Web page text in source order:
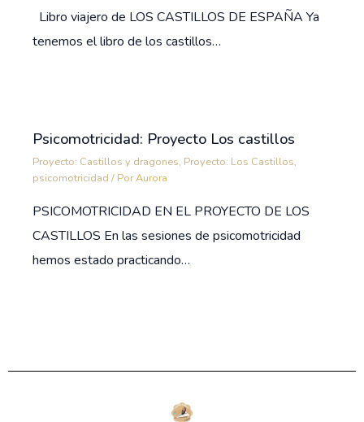
Libro viajero de LOS CASTILLOS DE ESPAÑA Ya
tenemos el libro de los castillos…
Psicomotricidad: Proyecto Los castillos
Proyecto: Castillos y dragones, Proyecto: Los Castillos,
psicomotricidad / PorAurora
PSICOMOTRICIDAD EN EL PROYECTO DE LOS
CASTILLOS En las sesiones de psicomotricidad
hemos estado practicando…